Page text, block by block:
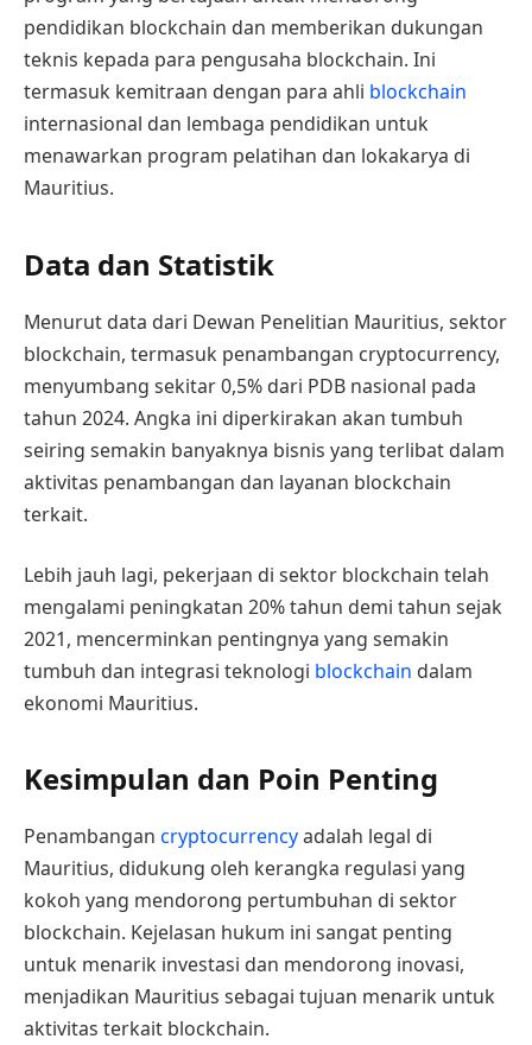
pendidikan blockchain dan memberikan dukungan
teknis kepada para pengusaha blockchain. Ini
termasuk kemitraan dengan para ahli blockchain
internasional dan lembaga pendidikan untuk
menawarkan program pelatihan dan lokakarya di
Mauritius.
Data dan Statistik
Menurut data dari Dewan Penelitian Mauritius, sektor
blockchain, termasuk penambangan cryptocurrency,
menyumbang sekitar 0,5% dari PDB nasional pada
tahun 2024. Angka ini diperkirakan akan tumbuh
seiring semakin banyaknya bisnis yang terlibat dalam
aktivitas penambangan dan layanan blockchain
terkait.
Lebih jauh lagi, pekerjaan di sektor blockchain telah
mengalami peningkatan 20% tahun demi tahun sejak
2021, mencerminkan pentingnya yang semakin
tumbuh dan integrasi teknologi blockchain dalam
ekonomi Mauritius.
Kesimpulan dan Poin Penting
Penambangan cryptocurrencyadalah legal di
Mauritius, didukung oleh kerangka regulasi yang
kokoh yang mendorong pertumbuhan di sektor
blockchain. Kejelasan hukum ini sangat penting
untuk menarik investasi dan mendorong inovasi,
menjadikan Mauritius sebagai tujuan menarik untuk
aktivitas terkait blockchain.